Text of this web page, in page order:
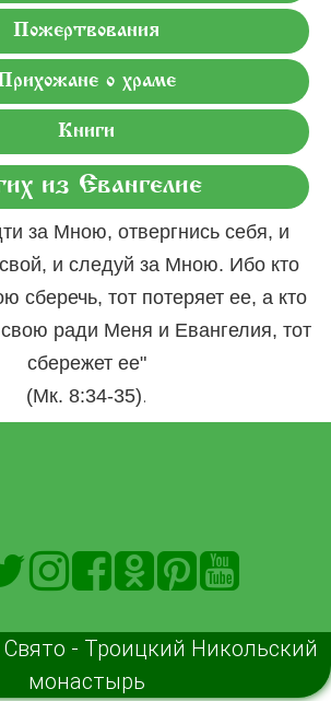
Пожертвования
о храме
Книги
из Евангелие
за Мною, отвергнись себя, и
и следуй за Мною. Ибо кто
сберечь, тот потеряет ее, а кто
ради Меня и Евангелия, тот
сбережет ее"
(Мк. 8:34-35).
- Троицкий Никольский
монастырь